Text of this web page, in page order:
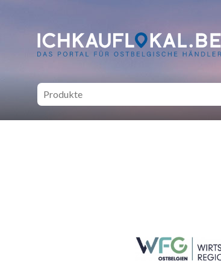
ich kauf lokal - Bei